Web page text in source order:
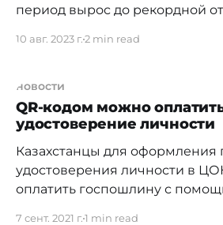
период вырос до рекордной
операциям за первое
Темпы роста безналичных
стабильно растут. И в
объем безналичных
10 авг. 2023 г.2 min read
новости
QR-кодом можно
удостоверение личности
Казахстанцы для оформления
удостоверения личности в
оплатить госпошлину с
7 сент. 2021 г.1 min read